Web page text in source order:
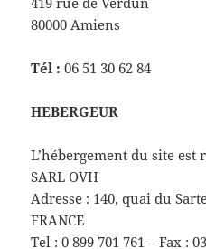
80000 Amiens
Tél : 06 51 30 62 84
HEBERGEUR
L’hébergement du site est
SARL OVH
Adresse : 140, quai du
FRANCE
Tel : 0 899 701 761 – Fax :